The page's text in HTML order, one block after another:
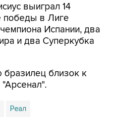
выиграл 14
победы в Лиге
Испании, два
и два Суперкубка
бразилец близок к
"Арсенал".
Реал